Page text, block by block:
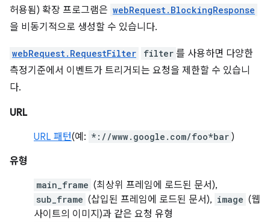
허용됨) 확장 프로그램은 webRequest.BlockingResponse
을 비동기적으로 생성할 수 있습니다.
webRequest.RequestFilter filter 를 사용하면 다양한
측정기준에서 이벤트가 트리거되는 요청을 제한할 수 있습니
다.
URL
URL 패턴(예: *://www.google.com/foo*bar )
유형
main_frame (최상위 프레임에 로드된 문서),
sub_frame (삽입된 프레임에 로드된 문서), image (웹
사이트의 이미지)과 같은 요청 유형